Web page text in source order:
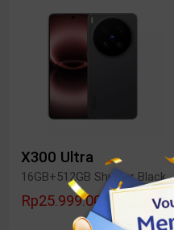
X300 Ultra
16GB+512GB Shutter Black
Rp25.999.000